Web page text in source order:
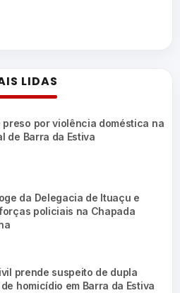
LIDAS
preso por violência doméstica na
de Barra da Estiva
da Delegacia de Ituaçu e
policiais na Chapada
prende suspeito de dupla
homicídio em Barra da Estiva